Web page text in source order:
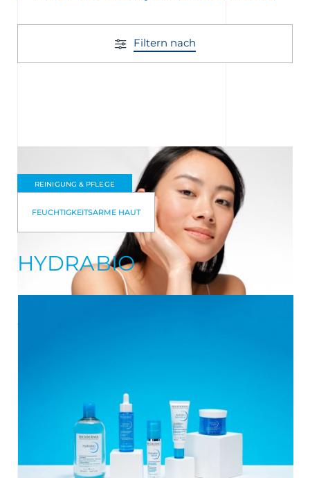
Filtern nach
Wie man die Haut mit Feuchtigkeit versorgt:
REINIGUNG & PFLEGE
FEUCHTIGKEITSARME HAUT
HYDRABIO